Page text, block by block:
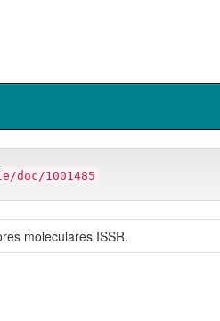
doc/1001485
moleculares ISSR.